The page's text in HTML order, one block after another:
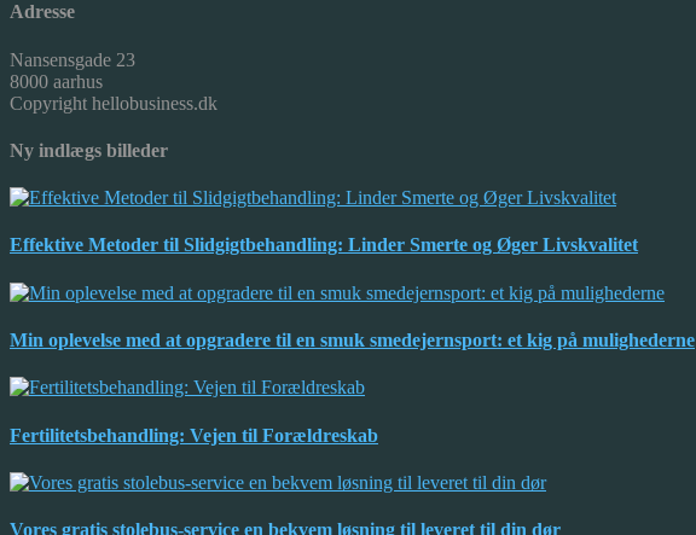
Adresse
Nansensgade 23
8000 aarhus
Copyright hellobusiness.dk
Ny indlægs billeder
Effektive Metoder til Slidgigtbehandling: Linder Smerte og Øger Livskvalitet
Min oplevelse med at opgradere til en smuk smedejernsport: et kig på mulighederne
Fertilitetsbehandling: Vejen til Forældreskab
Vores gratis stolebus-service en bekvem løsning til leveret til din dør